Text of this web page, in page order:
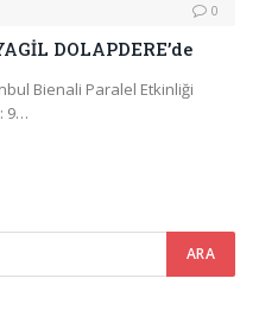
0
DOLAPDERE’de
Bienali Paralel Etkinliği
9…